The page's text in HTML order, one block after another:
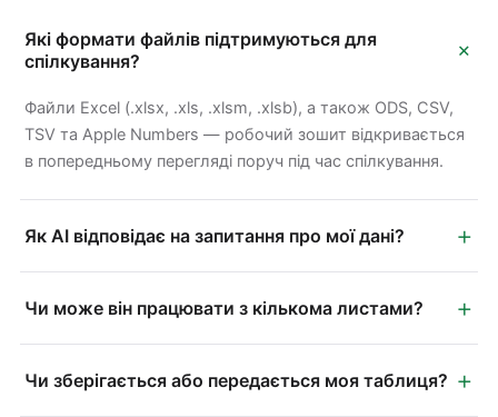
Які формати файлів підтримуються для
спілкування?
+
Файли Excel (.xlsx, .xls, .xlsm, .xlsb), а також ODS, CSV,
TSV та Apple Numbers — робочий зошит відкривається
в попередньому перегляді поруч під час спілкування.
Як AI відповідає на запитання про мої дані? +
Чи може він працювати з кількома листами? +
Чи зберігається або передається моя таблиця? +